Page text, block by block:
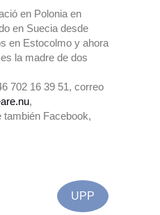
en Polonia en
en Suecia desde
en Estocolmo y ahora
la madre de dos
702 16 39 51, correo
,
Facebook,
UPP